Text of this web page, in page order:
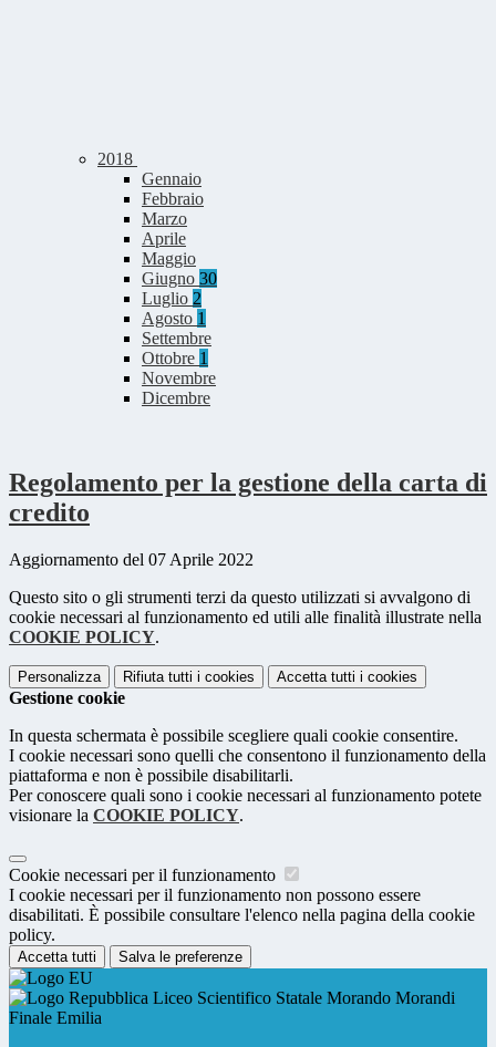
2018
Gennaio
Febbraio
Marzo
Aprile
Maggio
Giugno 30
Luglio 2
Agosto 1
Settembre
Ottobre 1
Novembre
Dicembre
Regolamento per la gestione della carta di
credito
Aggiornamento del 07 Aprile 2022
Questo sito o gli strumenti terzi da questo utilizzati si avvalgono di
cookie necessari al funzionamento ed utili alle finalità illustrate nella
COOKIE POLICY.
Personalizza Rifiuta tutti i cookies Accetta tutti i cookies
Gestione cookie
In questa schermata è possibile scegliere quali cookie consentire.
I cookie necessari sono quelli che consentono il funzionamento della
piattaforma e non è possibile disabilitarli.
Per conoscere quali sono i cookie necessari al funzionamento potete
visionare la COOKIE POLICY.
Cookie necessari per il funzionamento
I cookie necessari per il funzionamento non possono essere
disabilitati. È possibile consultare l'elenco nella pagina della cookie
policy.
Accetta tutti Salva le preferenze
Liceo Scientifico Statale Morando Morandi
Finale Emilia